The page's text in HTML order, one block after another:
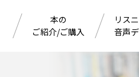
本の
ご紹介/ご購入
リス
音声